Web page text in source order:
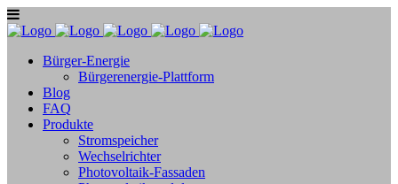
Bürger-Energie
Bürgerenergie-Plattform
Blog
FAQ
Produkte
Stromspeicher
Wechselrichter
Photovoltaik-Fassaden